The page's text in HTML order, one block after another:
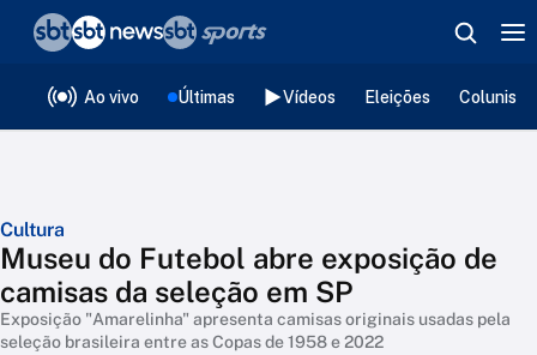
Ao vivo Últimas Vídeos Eleições
Cultura
Museu do Futebol abre exposição de
camisas da seleção em SP
Exposição "Amarelinha" apresenta camisas originais usadas pela
seleção brasileira entre as Copas de 1958 e 2022
❮voltar
Editorias